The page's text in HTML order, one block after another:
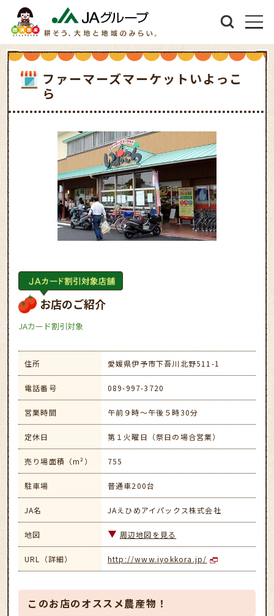
ファーマーズマーケットいよっこ
ら
お店のご紹介
JAカード割引対象
住所 愛媛県伊予市下吾川北野511-1
電話番号 089-997-3720
営業時間 午前９時～午後５時30分
定休日 第１火曜日（祭日の場合営業）
売り場面積（m²） 755
駐車場 普通車200台
JA名 JAえひめアイパックス株式会社
地図 周辺地図を見る
URL（詳細） http://www.iyokkora.jp/
このお店のオススメ農産物！